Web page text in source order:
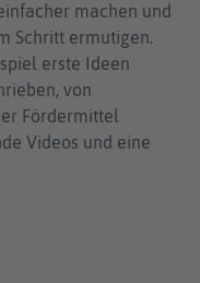
machen und
Schritt ermutigen.
erste Ideen
von
Förder­mittel
Videos und eine